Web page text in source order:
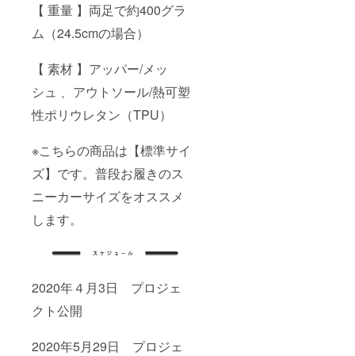
【 重量 】両足で約400グラ
ム（24.5cmの場合）
【 素材 】アッパー/メッ
シュ 、アウトソール/熱可塑
性ポリウレタン（TPU）
※こちらの商品は【標準サイ
ズ】です。普段お履きのス
ニーカーサイズをオススメ
します。
2020年４月3日 プロジェ
クト公開
2020年5月29日 プロジェ